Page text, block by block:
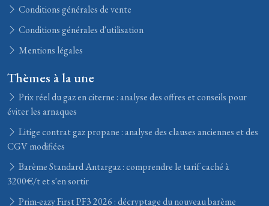
Conditions générales de vente
Conditions générales d'utilisation
Mentions légales
Thèmes à la une
Prix réel du gaz en citerne : analyse des offres et conseils pour
éviter les arnaques
Litige contrat gaz propane : analyse des clauses anciennes et des
CGV modifiées
Barème Standard Antargaz : comprendre le tarif caché à
3200€/t et s'en sortir
Prim-eazy First PF3 2026 : décryptage du nouveau barème